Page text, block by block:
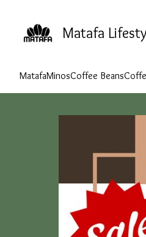
Matafa
MatafaMinosCoffee Beans